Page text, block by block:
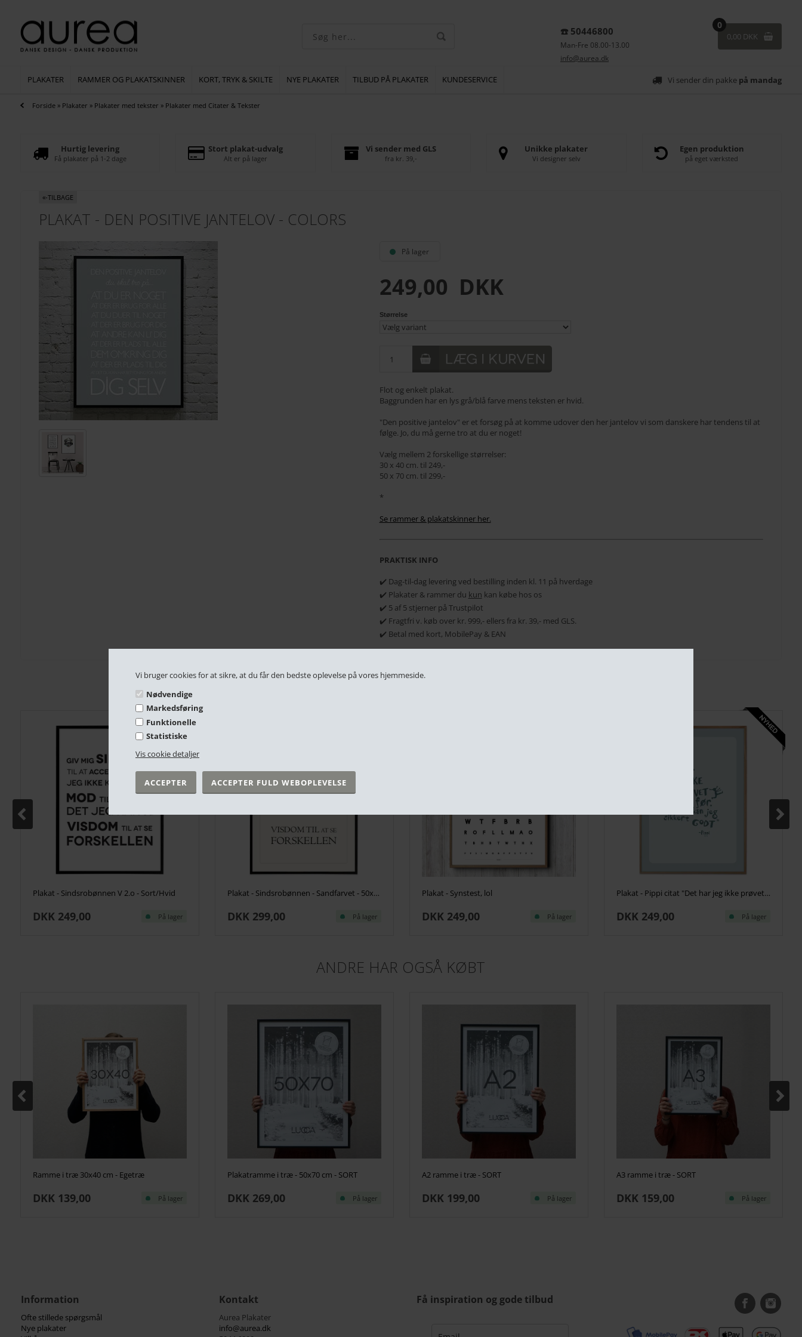
Vi bruger cookies for at sikre, at du får den bedste oplevelse på vores hjemmeside.
Nødvendige
Markedsføring
Funktionelle
Statistiske
Vis cookie detaljer
0
0,00 DKK
☎️ 50446800
Man-Fre 08.00-13.00
info@aurea.dk
Vi sender din pakke på mandag
PLAKATER RAMMER OG PLAKATSKINNER KORT, TRYK & SKILTE NYE PLAKATER TILBUD PÅ PLAKATER KUNDESERVICE
Forside» Plakater » Plakater med tekster » Plakater med Citater & Tekster
Hurtig levering
Få plakater på 1-2 dage
Stort plakat-udvalg
Alt er på lager
Vi sender med GLS
fra kr. 39,-
Unikke plakater
Vi designer selv
Egen produktion
på eget værksted
«-TILBAGE
PLAKAT - DEN POSITIVE JANTELOV - COLORS
På lager
249,00 DKK
Størrelse
Flot og enkelt plakat.
Baggrunden har en lys grå/blå farve mens teksten er hvid.
"Den positive jantelov" er et forsøg på at komme udover den her jantelov vi som danskere har tendens til at
følge. Jo, du må gerne tro at du er noget!
Vælg mellem 2 forskellige størrelser:
30 x 40 cm. til 249,-
50 x 70 cm. til 299,-
*
Se rammer & plakatskinner her.
PRAKTISK INFO
✔️ Dag-til-dag levering ved bestilling inden kl. 11 på hverdage
✔️ Plakater & rammer du kun kan købe hos os
✔️ 5 af 5 stjerner på Trustpilot
✔️ Fragtfri v. køb over kr. 999,- ellers fra kr. 39,- med GLS.
✔️ Betal med kort, MobilePay & EAN
RELATEREDE PRODUKTER
Plakat - Sindsrobønnen V 2.o - Sort/Hvid
DKK 249,00 På lager
Plakat - Sindsrobønnen - Sandfarvet - 50x70cm
DKK 299,00 På lager
Plakat - Synstest, lol
DKK 249,00 På lager
Plakat - Pippi citat "Det har jeg ikke prøvet før" - Blueish
DKK 249,00 På lager
ANDRE HAR OGSÅ KØBT
Ramme i træ 30x40 cm - Egetræ
DKK 139,00 På lager
Plakatramme i træ - 50x70 cm - SORT
DKK 269,00 På lager
A2 ramme i træ - SORT
DKK 199,00 På lager
A3 ramme i træ - SORT
DKK 159,00 På lager
Information
Ofte stillede spørgsmål
Nye plakater
Kontakt
Aurea Plakater
info@aurea.dk
Få inspiration og gode tilbud